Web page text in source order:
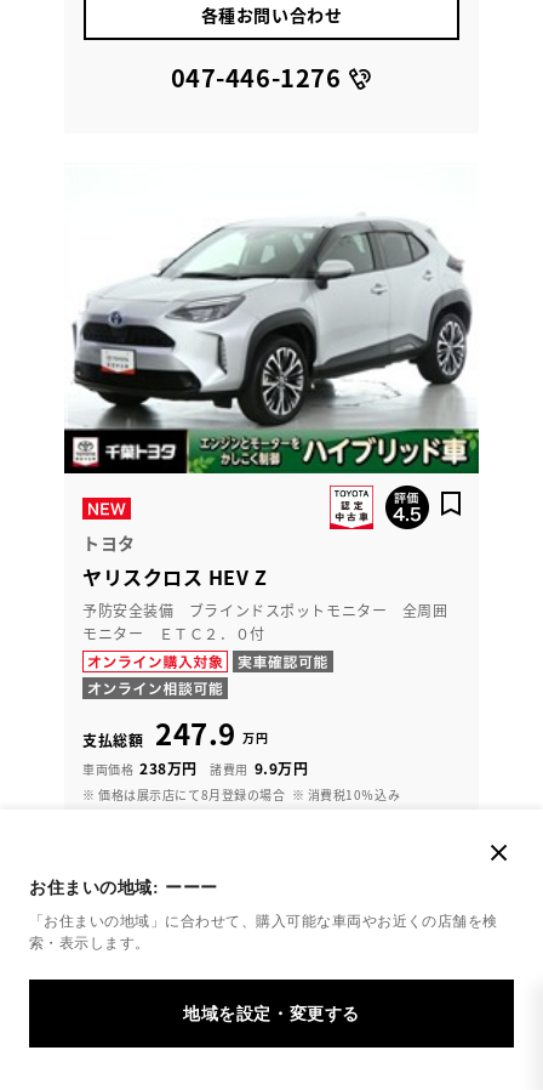
お住まいの地域: ーーー
「お住まいの地域」に合わせて、購入可能な車両やお近くの店舗を検
索・表示します。
各種お問い合わせ
047-446-1276
トヨタ
ヤリスクロス HEV Z
予防安全装備 ブラインドスポットモニター 全周囲
モニター ＥＴＣ２．０付
支払総額 247.9 万円
車両価格 238万円 諸費用 9.9万円
※ 価格は展示店にて8月登録の場合 ※ 消費税10％込み
年式 2024年(R6年) 走行 43,000km
ハイブリッド保証付